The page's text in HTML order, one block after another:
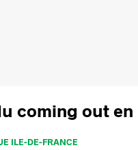
coming out en
ILE-DE-FRANCE